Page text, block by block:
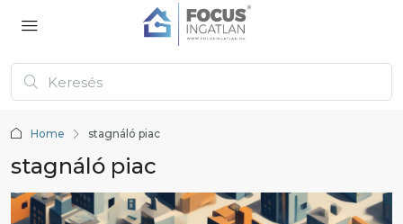
Home stagnáló piac
stagnáló piac